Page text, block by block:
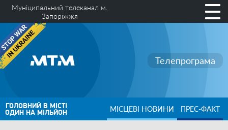
Муніципальний телеканал м.
Запоріжжя
Телепрограма
ГОЛОВНИЙ В МІСТІ
ОДИН НА МІЛЬЙОН МІСЦЕВІ НОВИНИ ПРЕС-ФАКТ